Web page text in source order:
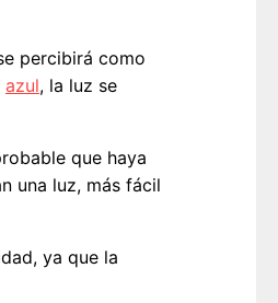
percibirá como
azul, la luz se
que haya
una luz, más fácil
ya que la